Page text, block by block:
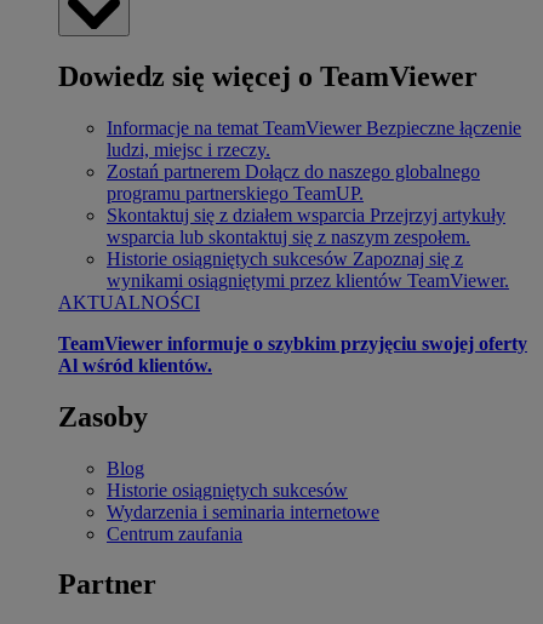
Dowiedz się więcej o TeamViewer
Informacje na temat TeamViewer Bezpieczne łączenie
ludzi, miejsc i rzeczy.
Zostań partnerem Dołącz do naszego globalnego
programu partnerskiego TeamUP.
Skontaktuj się z działem wsparcia Przejrzyj artykuły
wsparcia lub skontaktuj się z naszym zespołem.
Historie osiągniętych sukcesów Zapoznaj się z
wynikami osiągniętymi przez klientów TeamViewer.
AKTUALNOŚCI
TeamViewer informuje o szybkim przyjęciu swojej oferty
Al wśród klientów.
Zasoby
Blog
Historie osiągniętych sukcesów
Wydarzenia i seminaria internetowe
Centrum zaufania
Partner